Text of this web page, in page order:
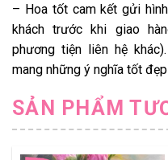
– Hoa tốt cam kết gửi
khách trước khi giao
phương tiện liên hệ
mang những ý nghĩa tốt
SẢN PHẨM